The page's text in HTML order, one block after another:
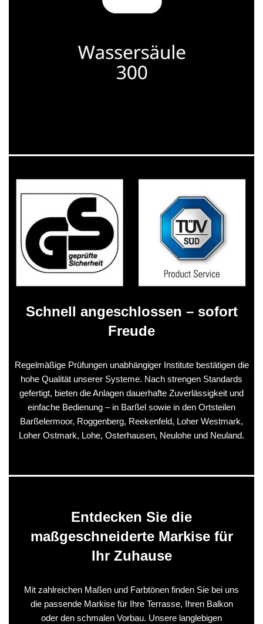
Schnell angeschlossen – sofort
Freude
Regelmäßige Prüfungen unabhängiger Institute bestätigen die
hohe Qualität unserer Systeme. Nach strengen Standards
gefertigt, bieten die Anlagen dauerhafte Zuverlässigkeit und
einfache Bedienung – in Barßel sowie in den Ortsteilen
Barßelermoor, Roggenberg, Reekenfeld, Loher Westmark,
Loher Ostmark, Lohe, Osterhausen, Neulohe und Neuland.
Entdecken Sie die
maßgeschneiderte Markise für
Ihr Zuhause
Mit zahlreichen Maßen und Farbtönen finden Sie bei uns
die passende Markise für Ihre Terrasse, Ihren Balkon
oder den schmalen Vorbau. Unsere langlebigen